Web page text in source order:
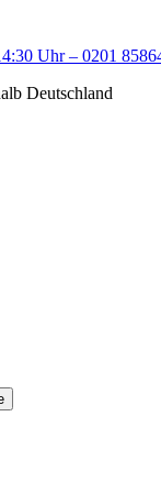
Uhr – 0201
Deutschland